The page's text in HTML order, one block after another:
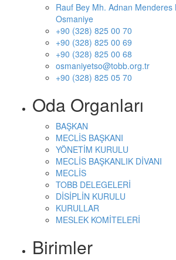
Rauf Bey Mh. Adnan Menderes
Osmaniye
+90 (328) 825 00 70
+90 (328) 825 00 69
+90 (328) 825 00 68
osmaniyetso@tobb.org.tr
+90 (328) 825 05 70
Oda Organları
BAŞKAN
MECLİS BAŞKANI
YÖNETİM KURULU
MECLİS BAŞKANLIK DİVANI
MECLİS
TOBB DELEGELERİ
DİSİPLİN KURULU
KURULLAR
MESLEK KOMİTELERİ
Birimler